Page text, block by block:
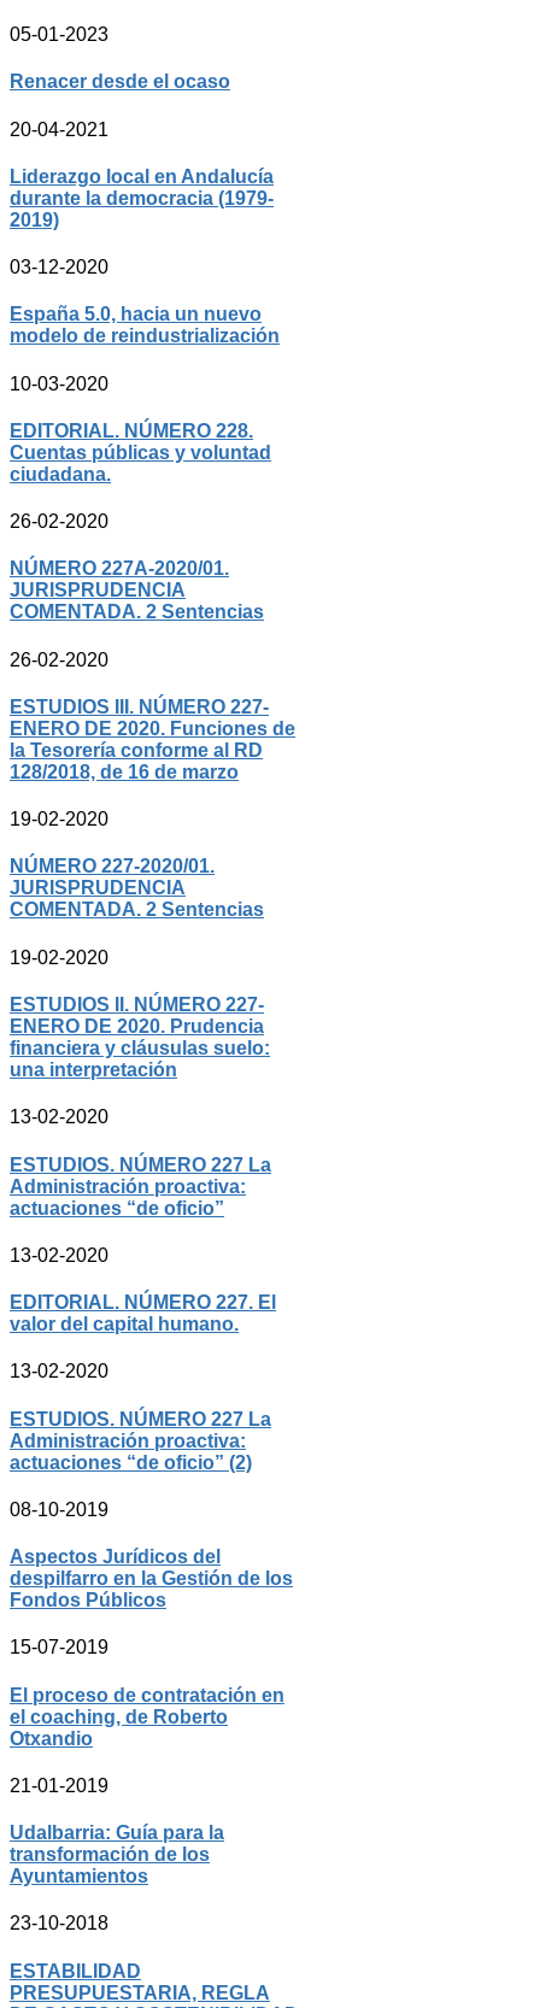
05-01-2023
Renacer desde el ocaso
20-04-2021
Liderazgo local en Andalucía
durante la democracia (1979-
2019)
03-12-2020
España 5.0, hacia un nuevo
modelo de reindustrialización
10-03-2020
EDITORIAL. NÚMERO 228.
Cuentas públicas y voluntad
ciudadana.
26-02-2020
NÚMERO 227A-2020/01.
JURISPRUDENCIA
COMENTADA. 2 Sentencias
26-02-2020
ESTUDIOS III. NÚMERO 227-
ENERO DE 2020. Funciones de
la Tesorería conforme al RD
128/2018, de 16 de marzo
19-02-2020
NÚMERO 227-2020/01.
JURISPRUDENCIA
COMENTADA. 2 Sentencias
19-02-2020
ESTUDIOS II. NÚMERO 227-
ENERO DE 2020. Prudencia
financiera y cláusulas suelo:
una interpretación
13-02-2020
ESTUDIOS. NÚMERO 227 La
Administración proactiva:
actuaciones “de oficio”
13-02-2020
EDITORIAL. NÚMERO 227. El
valor del capital humano.
13-02-2020
ESTUDIOS. NÚMERO 227 La
Administración proactiva:
actuaciones “de oficio” (2)
08-10-2019
Aspectos Jurídicos del
despilfarro en la Gestión de los
Fondos Públicos
15-07-2019
El proceso de contratación en
el coaching, de Roberto
Otxandio
21-01-2019
Udalbarria: Guía para la
transformación de los
Ayuntamientos
23-10-2018
ESTABILIDAD
PRESUPUESTARIA, REGLA